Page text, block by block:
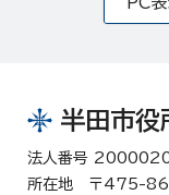
半田市役
法人番号
所在地 〒475-